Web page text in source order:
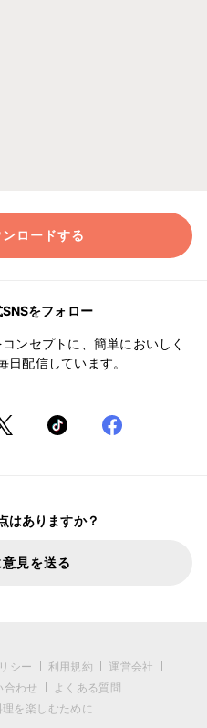
ロードする
をフォロー
ンセプトに、簡単においしく
日配信しています。
はありますか？
見を送る
シー 利用規約
運営会社
合わせ
よくある質問
を楽しむために